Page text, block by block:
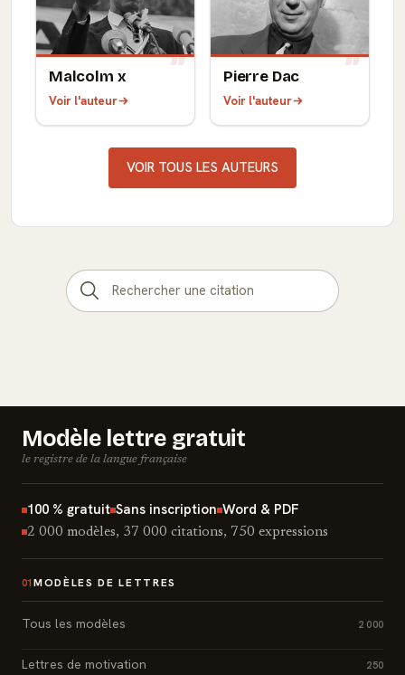
Malcolm x
Voir l'auteur
Pierre Dac
Voir l'auteur
VOIR TOUS LES AUTEURS
Modèle lettre gratuit
le registre de la langue française
100 % gratuit Sans inscription Word & PDF
2 000 modèles, 37 000 citations, 750 expressions
01 MODÈLES DE LETTRES
Tous les modèles 2 000
Lettres de motivation 250